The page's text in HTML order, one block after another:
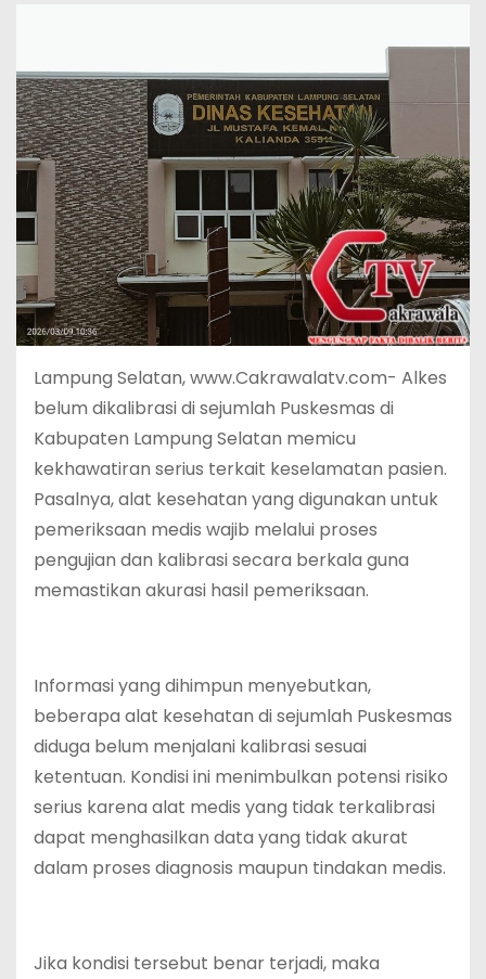
Lampung Selatan, www.Cakrawalatv.com- Alkes
belum dikalibrasi di sejumlah Puskesmas di
Kabupaten Lampung Selatan memicu
kekhawatiran serius terkait keselamatan pasien.
Pasalnya, alat kesehatan yang digunakan untuk
pemeriksaan medis wajib melalui proses
pengujian dan kalibrasi secara berkala guna
memastikan akurasi hasil pemeriksaan.
Informasi yang dihimpun menyebutkan,
beberapa alat kesehatan di sejumlah Puskesmas
diduga belum menjalani kalibrasi sesuai
ketentuan. Kondisi ini menimbulkan potensi risiko
serius karena alat medis yang tidak terkalibrasi
dapat menghasilkan data yang tidak akurat
dalam proses diagnosis maupun tindakan medis.
Jika kondisi tersebut benar terjadi, maka